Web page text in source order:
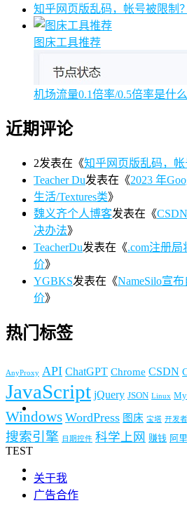
知乎网页版乱码，帐号被限制？
图床工具推荐
机场流量0.1倍率/0.5倍率是什么
近期评论
2发表在《知乎网页版乱码，帐
Teacher Du发表在《2023 年
生活/Textures类》
魏义齐个人博客发表在《
决办法》
TeacherDu发表在《.com注册
价》
YGBKS发表在《NameSilo宣
价》
热门标签
AnyProxy API ChatGPT Chrome CSDN
JavaScript jQuery JSON Linux
Windows WordPress 图床 宝塔 开发
搜索引擎 日期控件 科学上网 赚钱 阿
TEST
关于我
广告合作